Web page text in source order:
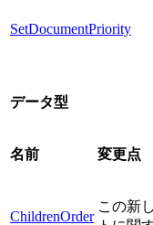
SetDocumentPriority
データ型
名前 変更点
ChildrenOrder
この新